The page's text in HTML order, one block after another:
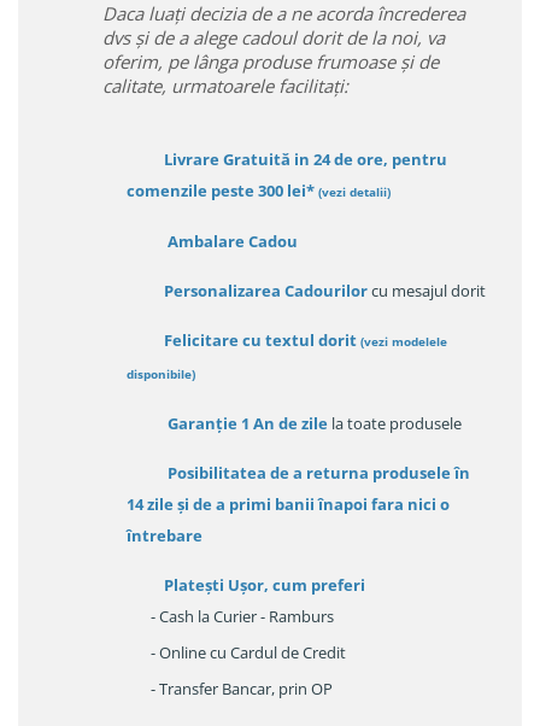
Daca luați decizia de a ne acorda încrederea
dvs și de a alege cadoul dorit de la noi, va
oferim, pe lânga produse frumoase și de
calitate, urmatoarele facilitați:
Livrare Gratuită in 24 de ore, pentru
comenzile peste 300 lei* (vezi detalii)
Ambalare Cadou
Personalizarea Cadourilorcu mesajul dorit
Felicitare cu textul dorit (vezi modelele
disponibile)
Garanție 1 An de zile la toate produsele
Posibilitatea de a returna produsele în
14 zileși de a primi banii înapoi fara nici o
întrebare
Platești Ușor, cum preferi
- Cash la Curier - Ramburs
- Online cu Cardul de Credit
- Transfer Bancar, prin OP